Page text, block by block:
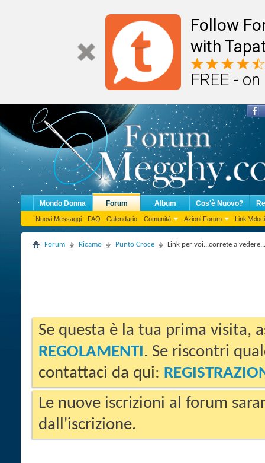
Follow
with
FREE -
Mondo Donna Forum
Nuovi Messaggi FAQ Calendario Comunità Azioni Forum Link Veloci
Album Cos'è Nuovo?
Forum Ricamo Punto Croce Link per voi...correte a
Se questa è la tua prima visita,
REGOLAMENTI. Se riscontri
contattaci da qui:
Le nuove iscrizioni al forum
dall'iscrizione.